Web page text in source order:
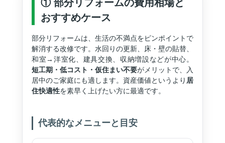
① 部分リフォームの費用相場と
おすすめケース
部分リフォームは、生活の不満点をピンポイントで
解消する改修です。水回りの更新、床・壁の貼替、
和室→洋室化、建具交換、収納増設などが中心。
短工期・低コスト・仮住まい不要がメリットで、入
居中のご家庭にも適します。資産価値というより 居
住快適性を素早く上げたい方に最適です。
代表的なメニューと目安